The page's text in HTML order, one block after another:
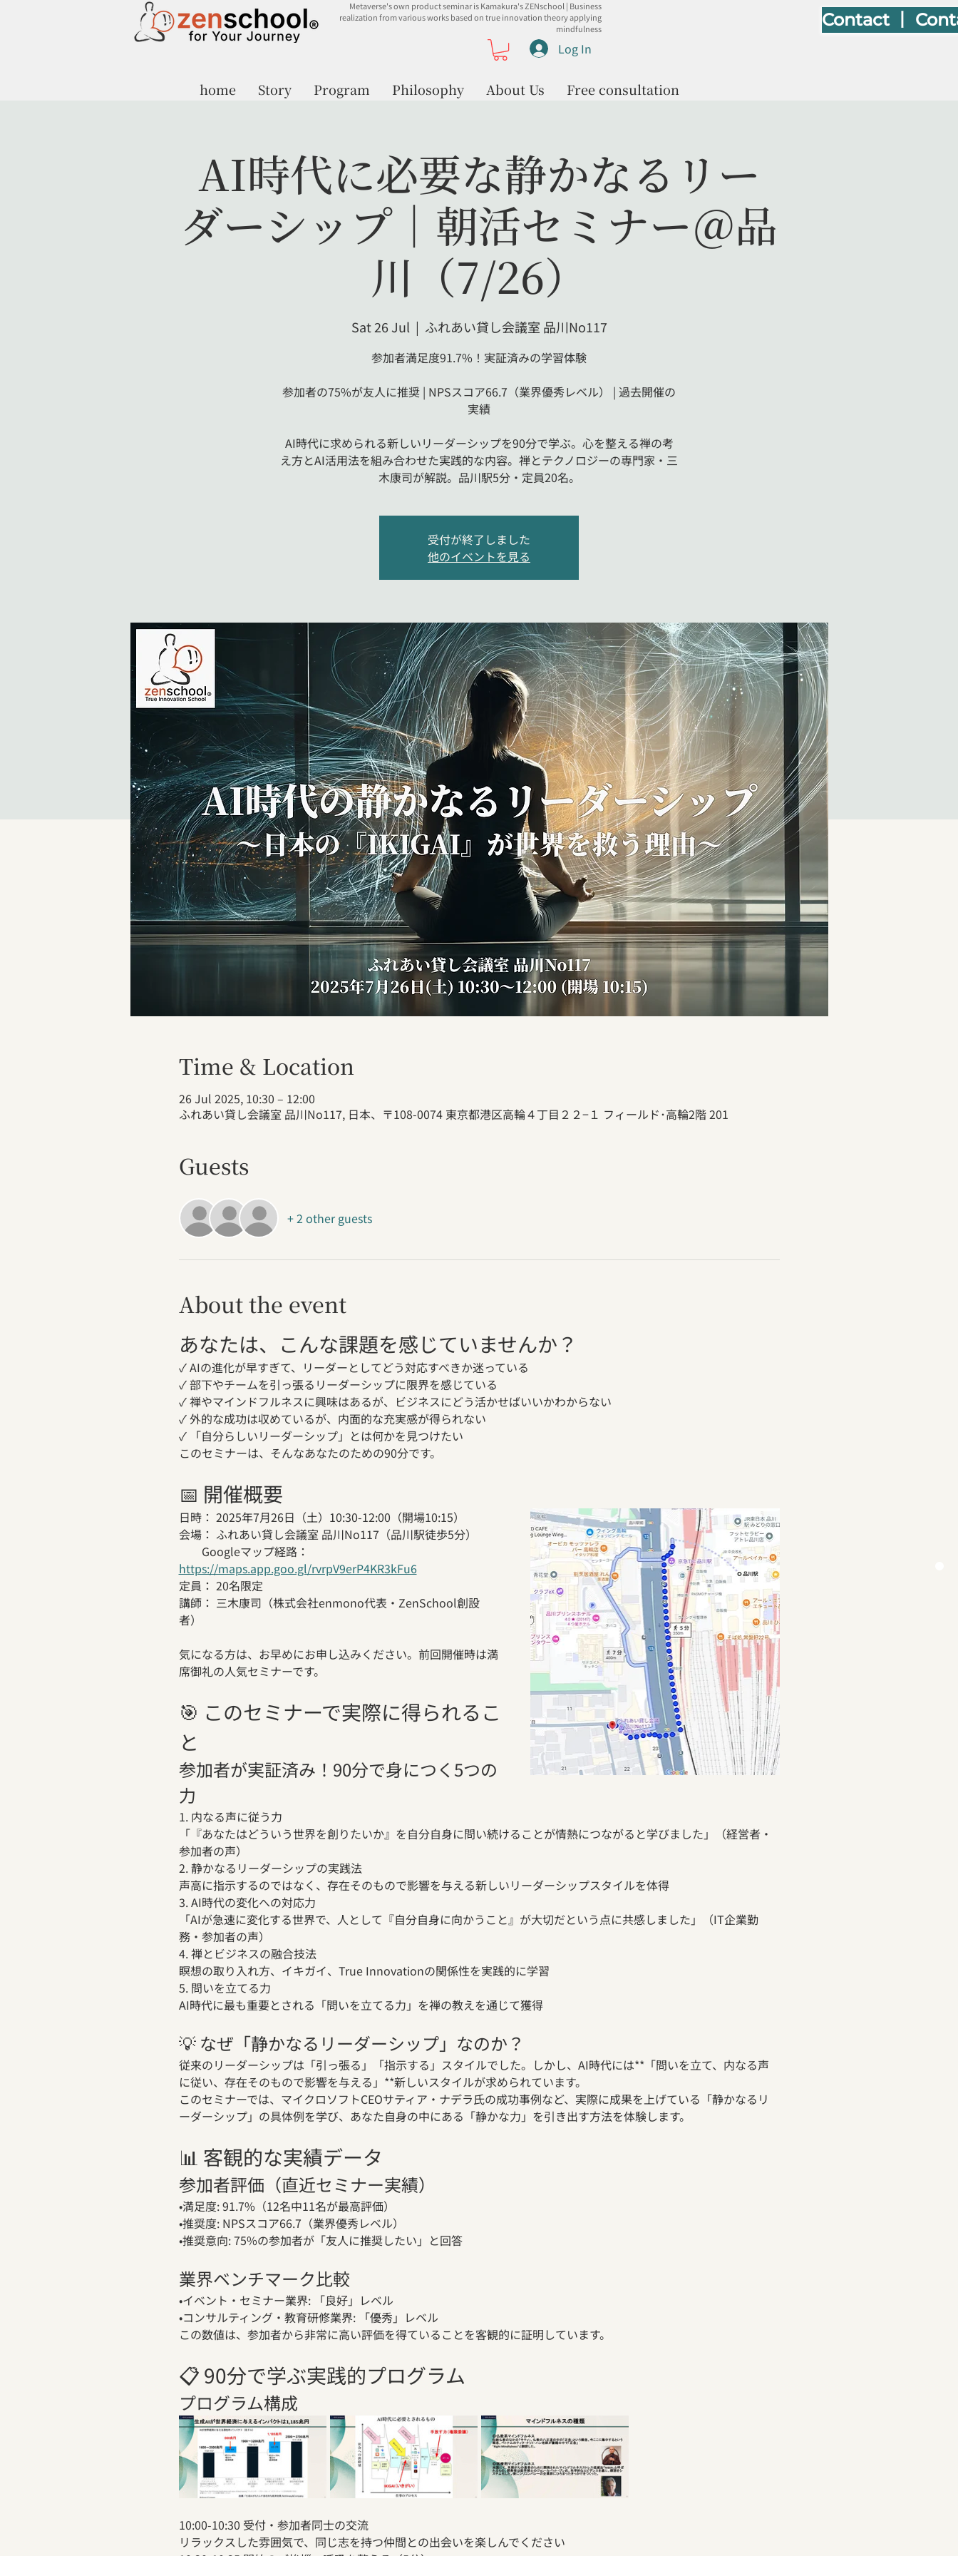
Contact 丨
Metaverse's own product seminar is Kamakura's ZENschool | Business
realization from various works based on true innovation theory applying
mindfulness
Log In
home Story Program Philosophy About Us Free consultation
AI時代に必要な静かなるリー
ダーシップ｜朝活セミナー＠品
川（7/26）
Sat 26 Jul
  |
ふれあい貸し会議室 品川No117
参加者満足度91.7%！実証済みの学習体験
参加者の75%が友人に推奨 | NPSスコア66.7（業界優秀レベル） | 過去開催の
実績
AI時代に求められる新しいリーダーシップを90分で学ぶ。心を整える禅の考
え方とAI活用法を組み合わせた実践的な内容。禅とテクノロジーの専門家・三
木康司が解説。品川駅5分・定員20名。
受付が終了しました
他のイベントを見る
Time & Location
26 Jul 2025, 10:30 – 12:00
ふれあい貸し会議室 品川No117, 日本、〒108-0074 東京都港区高輪４丁目２２−１ フィールド･高輪2階 201
Guests
+ 2 other guests
About the event
あなたは、こんな課題を感じていませんか？
✓ AIの進化が早すぎて、リーダーとしてどう対応すべきか迷っている
✓ 部下やチームを引っ張るリーダーシップに限界を感じている
✓ 禅やマインドフルネスに興味はあるが、ビジネスにどう活かせばいいかわからない
✓ 外的な成功は収めているが、内面的な充実感が得られない
✓ 「自分らしいリーダーシップ」とは何かを見つけたい
このセミナーは、そんなあなたのための90分です。
📅 開催概要
日時： 2025年7月26日（土）10:30-12:00（開場10:15）
会場： ふれあい貸し会議室 品川No117（品川駅徒歩5分）
Googleマップ経路：
https://maps.app.goo.gl/rvrpV9erP4KR3kFu6
定員： 20名限定
講師： 三木康司（株式会社enmono代表・ZenSchool創設
者）
気になる方は、お早めにお申し込みください。前回開催時は満
席御礼の人気セミナーです。
🎯 このセミナーで実際に得られるこ
と
参加者が実証済み！90分で身につく5つの
力
1. 内なる声に従う力
「『あなたはどういう世界を創りたいか』を自分自身に問い続けることが情熱につながると学びました」（経営者・
参加者の声）
2. 静かなるリーダーシップの実践法
声高に指示するのではなく、存在そのもので影響を与える新しいリーダーシップスタイルを体得
3. AI時代の変化への対応力
「AIが急速に変化する世界で、人として『自分自身に向かうこと』が大切だという点に共感しました」（IT企業勤
務・参加者の声）
4. 禅とビジネスの融合技法
瞑想の取り入れ方、イキガイ、True Innovationの関係性を実践的に学習
5. 問いを立てる力
AI時代に最も重要とされる「問いを立てる力」を禅の教えを通じて獲得
💡 なぜ「静かなるリーダーシップ」なのか？
従来のリーダーシップは「引っ張る」「指示する」スタイルでした。しかし、AI時代には**「問いを立て、内なる声
に従い、存在そのもので影響を与える」**新しいスタイルが求められています。
このセミナーでは、マイクロソフトCEOサティア・ナデラ氏の成功事例など、実際に成果を上げている「静かなるリ
ーダーシップ」の具体例を学び、あなた自身の中にある「静かな力」を引き出す方法を体験します。
📊 客観的な実績データ
参加者評価（直近セミナー実績）
•満足度: 91.7%（12名中11名が最高評価）
•推奨度: NPSスコア66.7（業界優秀レベル）
•推奨意向: 75%の参加者が「友人に推奨したい」と回答
業界ベンチマーク比較
•イベント・セミナー業界: 「良好」レベル
•コンサルティング・教育研修業界: 「優秀」レベル
この数値は、参加者から非常に高い評価を得ていることを客観的に証明しています。
📋 90分で学ぶ実践的プログラム
プログラム構成
10:00-10:30 受付・参加者同士の交流
リラックスした雰囲気で、同じ志を持つ仲間との出会いを楽しんでください